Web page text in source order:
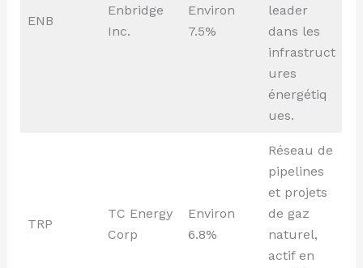
ENB
Enbridge
Inc.
Environ
7.5%
leader
dans les
infrastruct
ures
énergétiq
ues.
TRP
TC Energy
Corp
Environ
6.8%
Réseau de
pipelines
et projets
de gaz
naturel,
actif en